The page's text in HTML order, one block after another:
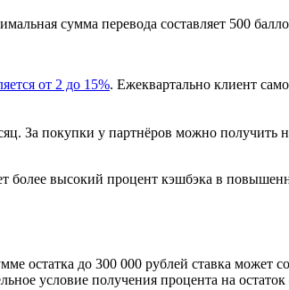
сумма перевода составляет 500
от 2 до 15%. Ежеквартально клиент
За покупки у партнёров можно получить
более высокий процент кэшбэка в
остатка до 300 000 рублей ставка может
условие получения процента на